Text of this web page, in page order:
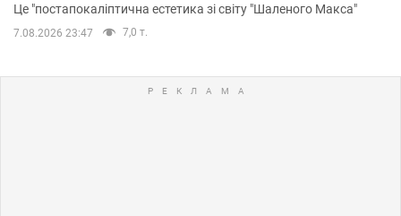
Це "постапокаліптична естетика зі світу "Шаленого Макса"
7.08.2026 23:47 7,0 т.